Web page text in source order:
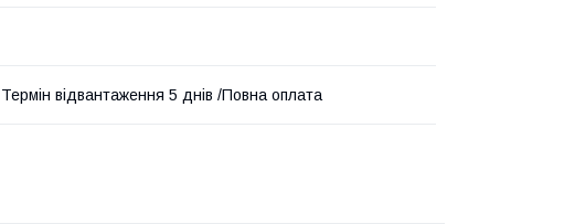
Термін відвантаження 5 днів /Повна оплата